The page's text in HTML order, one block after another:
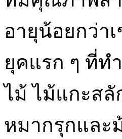
อายุน้อยกว่า
ยุคแรก ๆ ที่ท
ไม้ ไม้แกะส
หมากรุกและ